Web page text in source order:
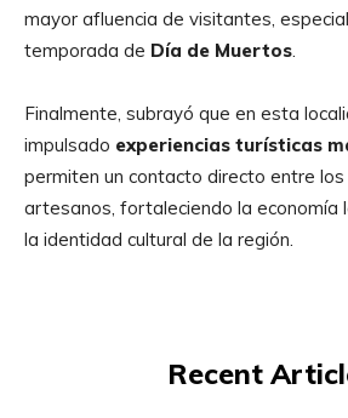
mayor afluencia de visitantes,
temporada de Día de Muertos.
Finalmente, subrayó que en esta
impulsado experiencias turísticas
permiten un contacto directo entre
artesanos, fortaleciendo la economía
la identidad cultural de la región.
Recent